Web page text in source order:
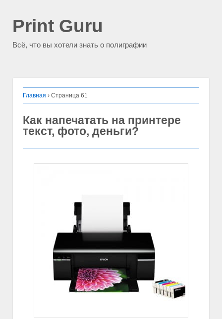
Print Guru
Всё, что вы хотели знать о полиграфии
Главная › Страница 61
Как напечатать на принтере
текст, фото, деньги?